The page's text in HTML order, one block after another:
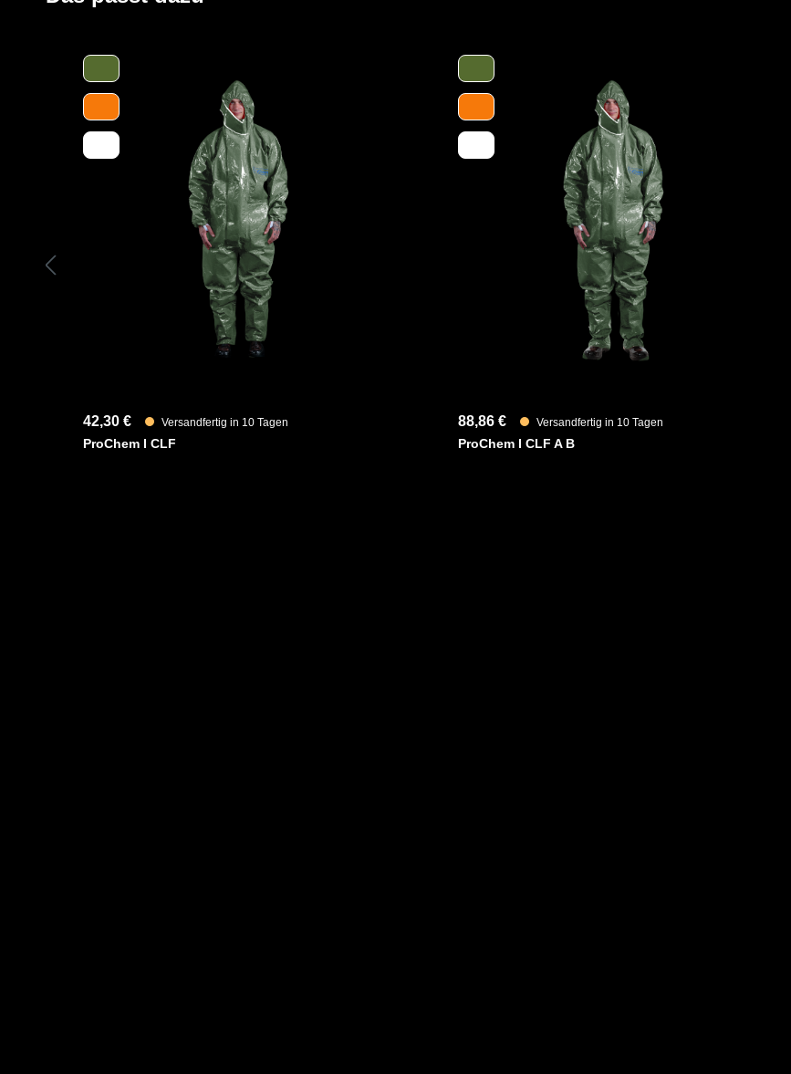
Der Stiefel ist durch seine besondere Sohle verglichen mit anderen Stiefeln mit PVC-Sohle bis zu
30 % rutschsicherer (EN 13287 und SATRA TM 144-geprüft, britischer Standard) und kann dank
selbiger zusätzlich noch durch ein selbstreinigendes gröberes Profil, eine extreme
Abriebfestigkeit (Abriebskoeffizient 0,9 gegenüber der Mindestnormanforderung von 0,4) und eine
höhere Schnittfestigkeit überzeugen.
Des Weiteren ist der Stiefel dank einer Temperaturbeständigkeit von – 30° C bis + 300° C (max.
bis 60 Sekunden! -- gemäß EN 344-1 – 4.8.8), einem Ausbleiben von "kreiden" (Streifen ziehen
auf Fliesen und Kunststoffböden) und einer antistatischen Ausrüstung sehr vielseitig einsetzbar.
42,30 € Versandfertig in 10 Tagen
ProChem I CLF
88,86 € Versandfertig in 10 Tagen
ProChem I CLF A B